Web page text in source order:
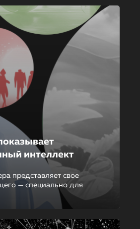
интеллект
представляет свое
— специально для